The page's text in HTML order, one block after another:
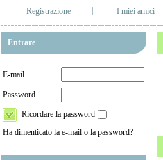
Registrazione I miei amici
Entrare
E-mail
Password
Ricordare la password
Ha dimenticato la e-mail o la password?